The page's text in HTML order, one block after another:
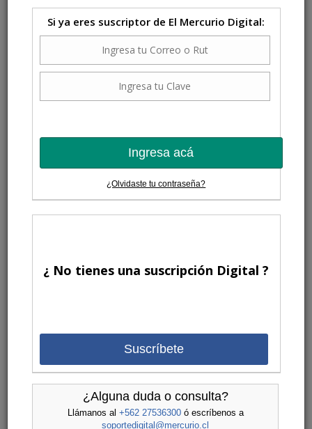
Si ya eres suscriptor de El Mercurio Digital:
Ingresa acá
¿Olvidaste tu contraseña?
¿ No tienes una suscripción Digital ?
Suscríbete
¿Alguna duda o consulta?
Llámanos al +562 27536300ó escríbenos a
soportedigital@mercurio.cl